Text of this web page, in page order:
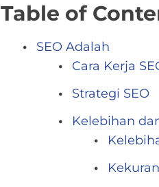
Table of
SEO Adalah
Cara Kerja
Strategi SEO
Kelebihan